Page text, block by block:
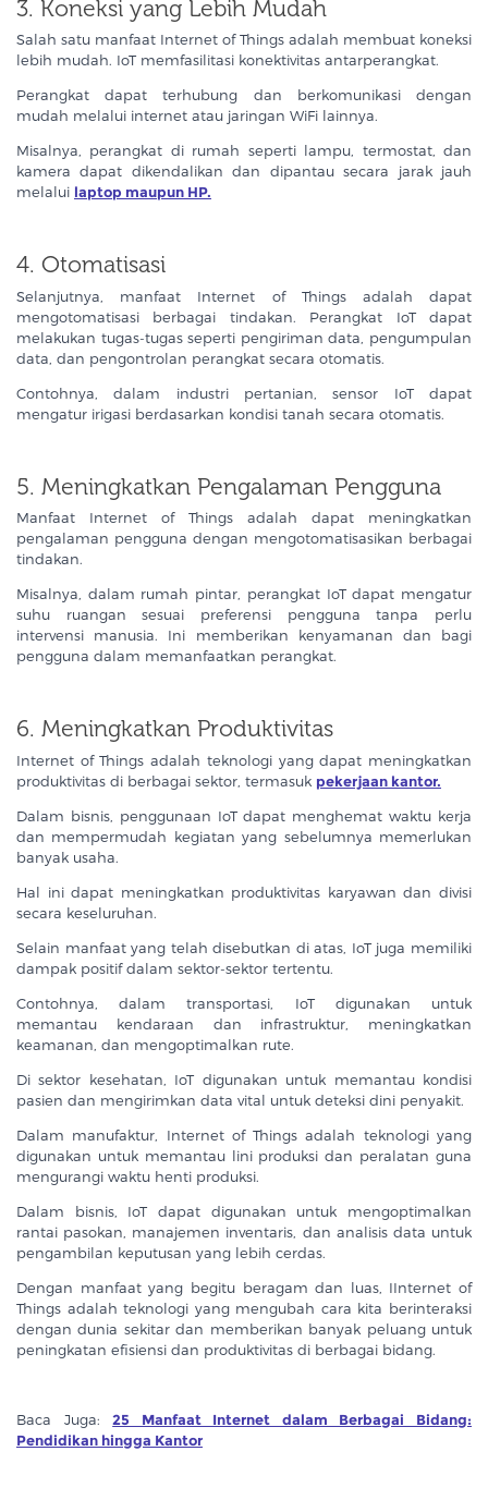
3. Koneksi yang Lebih Mudah
Salah satu manfaat Internet of Things adalah membuat koneksi
lebih mudah. IoT memfasilitasi konektivitas antarperangkat.
Perangkat dapat terhubung dan berkomunikasi dengan
mudah melalui internet atau jaringan WiFi lainnya.
Misalnya, perangkat di rumah seperti lampu, termostat, dan
kamera dapat dikendalikan dan dipantau secara jarak jauh
melalui laptop maupun HP.
4. Otomatisasi
Selanjutnya, manfaat Internet of Things adalah dapat
mengotomatisasi berbagai tindakan. Perangkat IoT dapat
melakukan tugas-tugas seperti pengiriman data, pengumpulan
data, dan pengontrolan perangkat secara otomatis.
Contohnya, dalam industri pertanian, sensor IoT dapat
mengatur irigasi berdasarkan kondisi tanah secara otomatis.
5. Meningkatkan Pengalaman Pengguna
Manfaat Internet of Things adalah dapat meningkatkan
pengalaman pengguna dengan mengotomatisasikan berbagai
tindakan.
Misalnya, dalam rumah pintar, perangkat IoT dapat mengatur
suhu ruangan sesuai preferensi pengguna tanpa perlu
intervensi manusia. Ini memberikan kenyamanan dan bagi
pengguna dalam memanfaatkan perangkat.
6. Meningkatkan Produktivitas
Internet of Things adalah teknologi yang dapat meningkatkan
produktivitas di berbagai sektor, termasuk pekerjaan kantor.
Dalam bisnis, penggunaan IoT dapat menghemat waktu kerja
dan mempermudah kegiatan yang sebelumnya memerlukan
banyak usaha.
Hal ini dapat meningkatkan produktivitas karyawan dan divisi
secara keseluruhan.
Selain manfaat yang telah disebutkan di atas, IoT juga memiliki
dampak positif dalam sektor-sektor tertentu.
Contohnya, dalam transportasi, IoT digunakan untuk
memantau kendaraan dan infrastruktur, meningkatkan
keamanan, dan mengoptimalkan rute.
Di sektor kesehatan, IoT digunakan untuk memantau kondisi
pasien dan mengirimkan data vital untuk deteksi dini penyakit.
Dalam manufaktur, Internet of Things adalah teknologi yang
digunakan untuk memantau lini produksi dan peralatan guna
mengurangi waktu henti produksi.
Dalam bisnis, IoT dapat digunakan untuk mengoptimalkan
rantai pasokan, manajemen inventaris, dan analisis data untuk
pengambilan keputusan yang lebih cerdas.
Dengan manfaat yang begitu beragam dan luas, IInternet of
Things adalah teknologi yang mengubah cara kita berinteraksi
dengan dunia sekitar dan memberikan banyak peluang untuk
peningkatan efisiensi dan produktivitas di berbagai bidang.
Baca Juga:25 Manfaat Internet dalam Berbagai Bidang:
Pendidikan hingga Kantor